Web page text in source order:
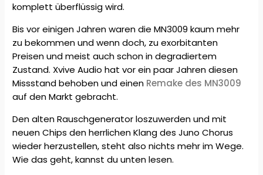
komplett überflüssig wird.
Bis vor einigen Jahren waren die MN3009 kaum mehr
zu bekommen und wenn doch, zu exorbitanten
Preisen und meist auch schon in degradiertem
Zustand. Xvive Audio hat vor ein paar Jahren diesen
Missstand behoben und einen Remake des MN3009
auf den Markt gebracht.
Den alten Rauschgenerator loszuwerden und mit
neuen Chips den herrlichen Klang des Juno Chorus
wieder herzustellen, steht also nichts mehr im Wege.
Wie das geht, kannst du unten lesen.